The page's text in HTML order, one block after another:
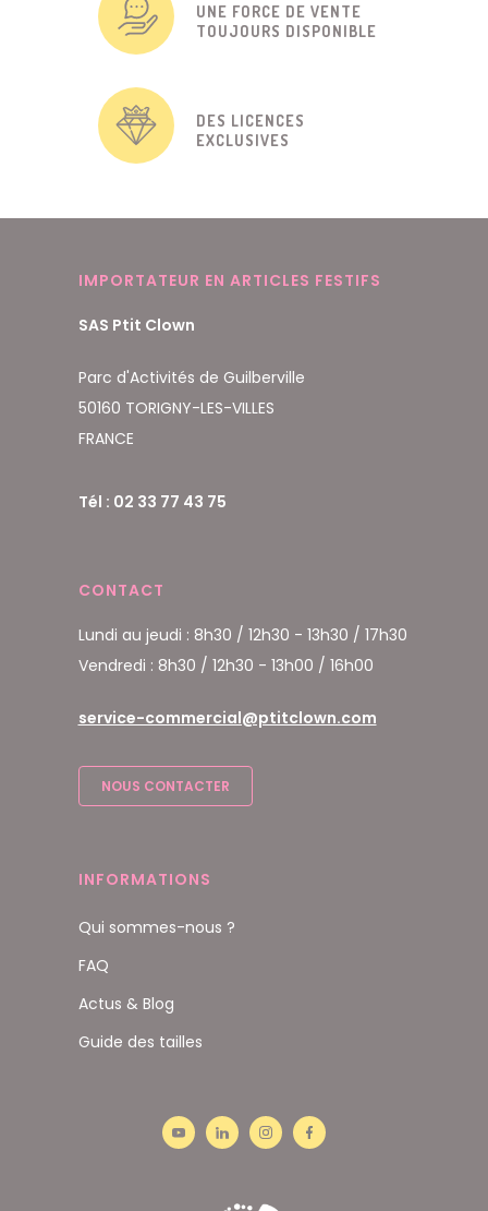
UNE FORCE DE VENTE
TOUJOURS DISPONIBLE
DES LICENCES
EXCLUSIVES
IMPORTATEUR EN ARTICLES FESTIFS
SAS Ptit Clown
Parc d'Activités de Guilberville
50160 TORIGNY-LES-VILLES
FRANCE
Tél : 02 33 77 43 75
CONTACT
Lundi au jeudi : 8h30 / 12h30 - 13h30 / 17h30
Vendredi : 8h30 / 12h30 - 13h00 / 16h00
service-commercial@ptitclown.com
NOUS CONTACTER
INFORMATIONS
Qui sommes-nous ?
FAQ
Actus & Blog
Guide des tailles